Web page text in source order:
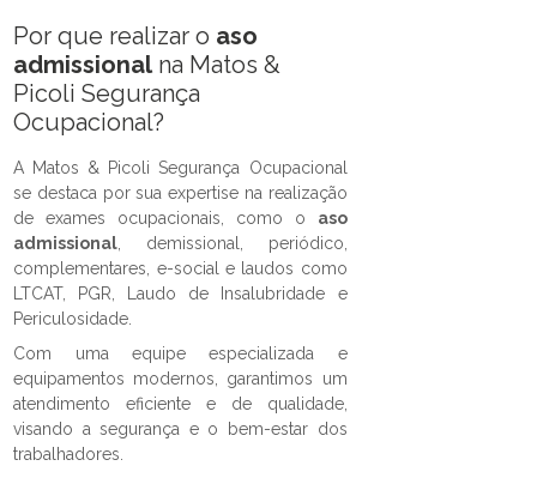
Por que realizar o aso
admissional na Matos &
Picoli Segurança
Ocupacional?
A Matos & Picoli Segurança Ocupacional
se destaca por sua expertise na realização
de exames ocupacionais, como o aso
admissional , demissional, periódico,
complementares, e-social e laudos como
LTCAT, PGR, Laudo de Insalubridade e
Periculosidade.
Com uma equipe especializada e
equipamentos modernos, garantimos um
atendimento eficiente e de qualidade,
visando a segurança e o bem-estar dos
trabalhadores.